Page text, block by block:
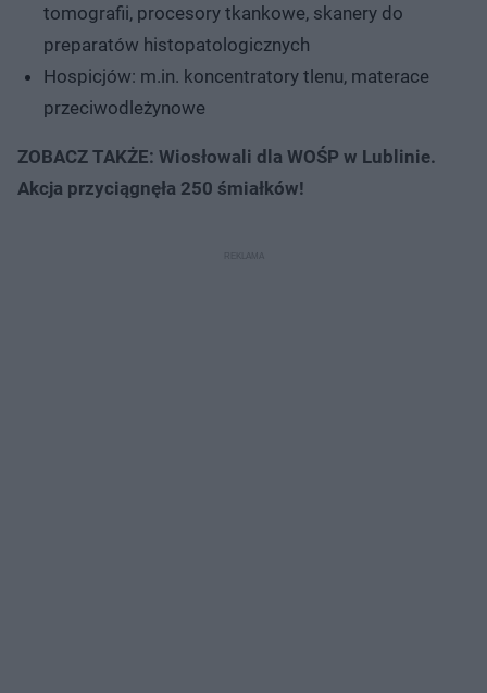
tomografii, procesory tkankowe, skanery do
preparatów histopatologicznych
Hospicjów: m.in. koncentratory tlenu, materace
przeciwodleżynowe
ZOBACZ TAKŻE: Wiosłowali dla WOŚP w Lublinie.
Akcja przyciągnęła 250 śmiałków!